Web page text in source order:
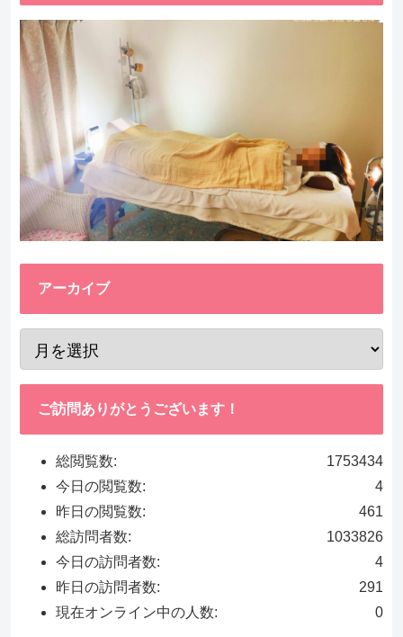
アーカイブ
ご訪問ありがとうございます！
1753434
総閲覧数:
4
今日の閲覧数:
461
昨日の閲覧数:
1033826
総訪問者数:
4
今日の訪問者数:
291
昨日の訪問者数:
0
現在オンライン中の人数: